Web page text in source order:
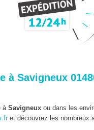
à Savigneux
àSavigneuxou dans les
et découvrez les nombreux